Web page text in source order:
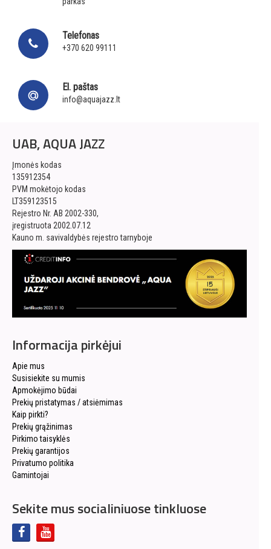
Telefonas
+370 620 99111
El. paštas
info@aquajazz.lt
UAB, AQUA JAZZ
Įmonės kodas
135912354
PVM mokėtojo kodas
LT359123515
Rejestro Nr. AB 2002-330,
įregistruota 2002.07.12
Kauno m. savivaldybės rejestro tarnyboje
Informacija pirkėjui
Apie mus
Susisiekite su mumis
Apmokėjimo būdai
Prekių pristatymas / atsiėmimas
Kaip pirkti?
Prekių grąžinimas
Pirkimo taisyklės
Prekių garantijos
Privatumo politika
Gamintojai
Sekite mus socialiniuose tinkluose